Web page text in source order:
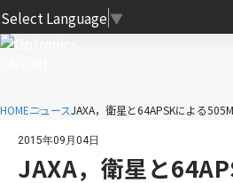
Select Language ▼
HOMEニュースJAXA，衛星と64APSKによる
2015年09月04日
JAXA，衛星と